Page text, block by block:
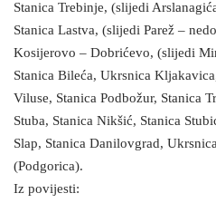
Stanica Trebinje, (slijedi
Stanica Lastva, (slijedi Parež –
Kosijerovo – Dobrićevo, (slijedi
Stanica Bileća, Ukrsnica
Viluse, Stanica Podbožur, Stanica
Stuba, Stanica Nikšić, Stanica
Slap, Stanica Danilovgrad,
(Podgorica).
Iz povijesti: